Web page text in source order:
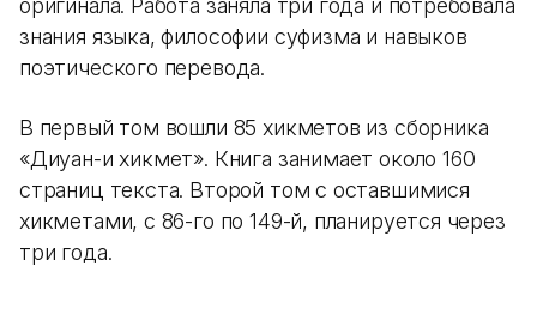
знания языка, философии суфизма и навыков
поэтического перевода.
В первый том вошли 85 хикметов из сборника
«Диуан-и хикмет». Книга занимает около 160
страниц текста. Второй том с оставшимися
хикметами, с 86-го по 149-й, планируется через
три года.